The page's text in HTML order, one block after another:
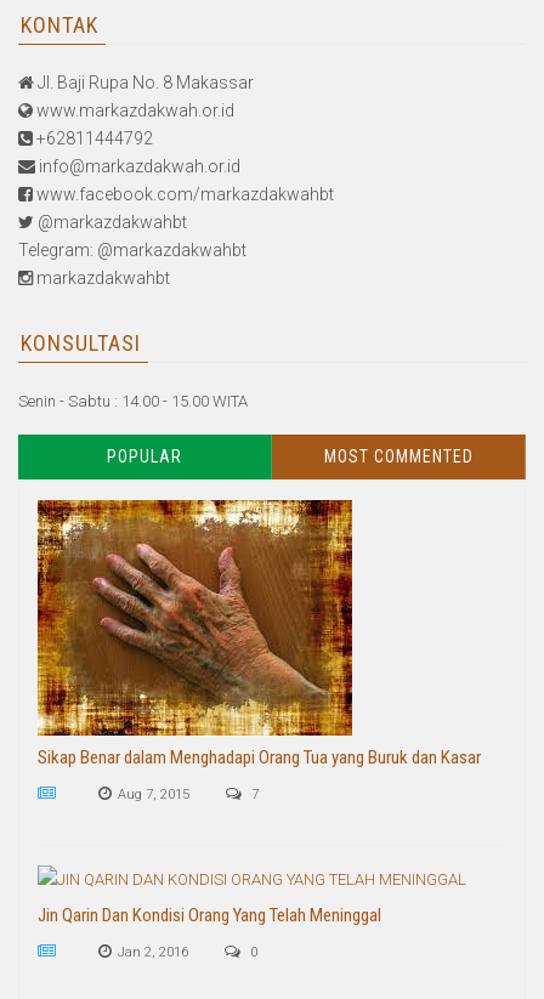
KONTAK
Jl. Baji Rupa No. 8 Makassar
www.markazdakwah.or.id
+62811444792
info@markazdakwah.or.id
www.facebook.com/markazdakwahbt
@markazdakwahbt
Telegram: @markazdakwahbt
markazdakwahbt
KONSULTASI
Senin - Sabtu : 14.00 - 15.00 WITA
POPULAR MOST COMMENTED
Sikap Benar dalam Menghadapi Orang Tua yang Buruk dan Kasar
Aug 7, 2015 7
Jin Qarin Dan Kondisi Orang Yang Telah Meninggal
Jan 2, 2016 0